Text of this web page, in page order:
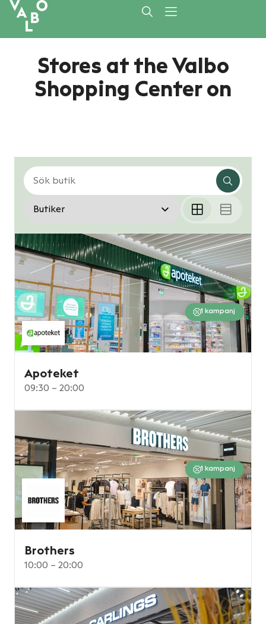
Stores at the Valbo
Shopping Center on
1 kampanj
Apoteket
09:30 – 20:00
1 kampanj
Brothers
10:00 – 20:00